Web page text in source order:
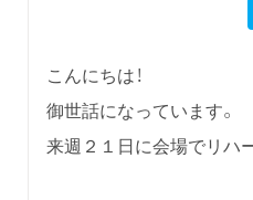
こんにちは！
御世話になっています。
来週２１日に会場でリハ